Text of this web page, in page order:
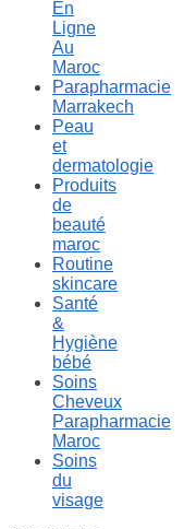
En
Ligne
Au
Maroc
Parapharmacie
Marrakech
Peau
et
dermatologie
Produits
de
beauté
maroc
Routine
skincare
Santé
&
Hygiène
bébé
Soins
Cheveux
Parapharmacie
Maroc
Soins
du
visage